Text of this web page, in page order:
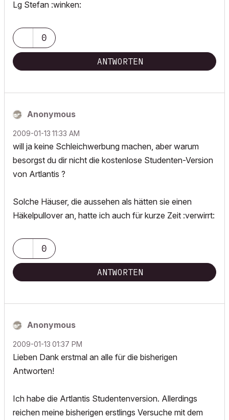
Lg Stefan :winken:
0
ANTWORTEN
Anonymous
‎2009-01-13 11:33 AM
will ja keine Schleichwerbung machen, aber warum
besorgst du dir nicht die kostenlose Studenten-Version
von Artlantis ?
Solche Häuser, die aussehen als hätten sie einen
Häkelpullover an, hatte ich auch für kurze Zeit :verwirrt:
0
ANTWORTEN
Anonymous
‎2009-01-13 01:37 PM
Lieben Dank erstmal an alle für die bisherigen
Antworten!
Ich habe die Artlantis Studentenversion. Allerdings
reichen meine bisherigen erstlings Versuche mit dem